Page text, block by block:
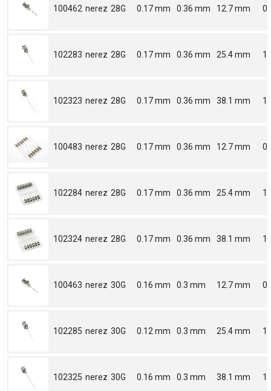
100462 nerez 28G 0.17 mm 0.36 mm 12.7 mm
102283 nerez 28G 0.17 mm 0.36 mm 25.4 mm 1
102323 nerez 28G 0.17 mm 0.36 mm 38.1 mm
100483 nerez 28G 0.17 mm 0.36 mm 12.7 mm
102284 nerez 28G 0.17 mm 0.36 mm 25.4 mm 1
102324 nerez 28G 0.17 mm 0.36 mm 38.1 mm
100463 nerez 30G 0.16 mm 0.3 mm 12.7 mm
102285 nerez 30G 0.12 mm 0.3 mm 25.4 mm 1
102325 nerez 30G 0.16 mm 0.3 mm 38.1 mm